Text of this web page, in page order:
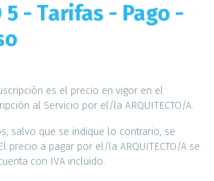
5 - Tarifas - Pago -
es el precio en vigor en el
al Servicio por el/la ARQUITECTO/A.
salvo que se indique lo contrario, se
precio a pagar por el/la ARQUITECTO/A se
con IVA incluido.